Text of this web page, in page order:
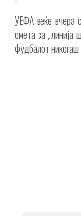
УЕФА веќе вчера
смета за „линија
фудбалот никогаш